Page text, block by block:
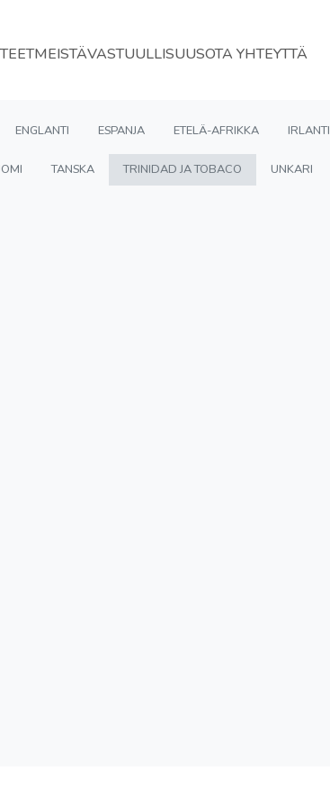
MEISTÄVASTUULLISUUSOTA YHTEYTTÄ
ENGLANTI ESPANJA ETELÄ-AFRIKKA IRLANTI
TANSKA TRINIDAD JA TOBACO UNKARI